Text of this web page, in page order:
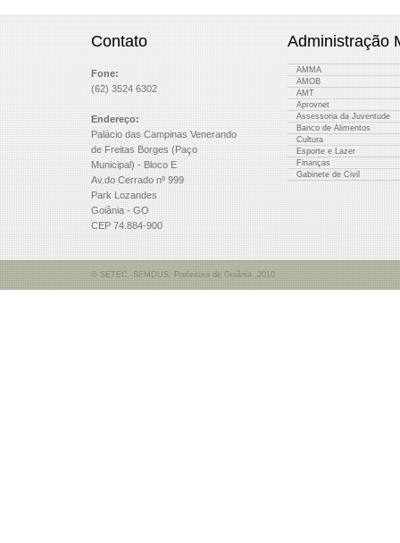
Contato
Fone:
(62) 3524 6302
Endereço:
Palácio das Campinas Venerando
de Freitas Borges (Paço
Municipal) - Bloco E
Av.do Cerrado nº 999
Park Lozandes
Goiânia - GO
CEP 74.884-900
Administração
AMMA
AMOB
AMT
Aprovnet
Assessoria da Juventude
Banco de Alimentos
Cultura
Esporte e Lazer
Finanças
Gabinete de Civil
© SETEC. SEMDUS. Prefeitura de Goiânia .2010